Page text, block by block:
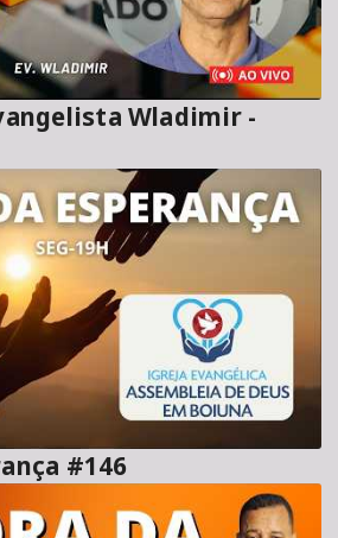
Wladimir -
A Voz da Esperança #146